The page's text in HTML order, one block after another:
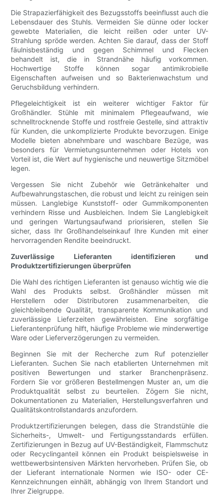
Die Strapazierfähigkeit des Bezugsstoffs beeinflusst auch die
Lebensdauer des Stuhls. Vermeiden Sie dünne oder locker
gewebte Materialien, die leicht reißen oder unter UV-
Strahlung spröde werden. Achten Sie darauf, dass der Stoff
fäulnisbeständig und gegen Schimmel und Flecken
behandelt ist, die in Strandnähe häufig vorkommen.
Hochwertige Stoffe können sogar antimikrobielle
Eigenschaften aufweisen und so Bakterienwachstum und
Geruchsbildung verhindern.
Pflegeleichtigkeit ist ein weiterer wichtiger Faktor für
Großhändler. Stühle mit minimalem Pflegeaufwand, wie
schnelltrocknende Stoffe und rostfreie Gestelle, sind attraktiv
für Kunden, die unkomplizierte Produkte bevorzugen. Einige
Modelle bieten abnehmbare und waschbare Bezüge, was
besonders für Vermietungsunternehmen oder Hotels von
Vorteil ist, die Wert auf hygienische und neuwertige Sitzmöbel
legen.
Vergessen Sie nicht Zubehör wie Getränkehalter und
Aufbewahrungstaschen, die robust und leicht zu reinigen sein
müssen. Langlebige Kunststoff- oder Gummikomponenten
verhindern Risse und Ausbleichen. Indem Sie Langlebigkeit
und geringen Wartungsaufwand priorisieren, stellen Sie
sicher, dass Ihr Großhandelseinkauf Ihre Kunden mit einer
hervorragenden Rendite beeindruckt.
Zuverlässige Lieferanten identifizieren und
Produktzertifizierungen überprüfen
Die Wahl des richtigen Lieferanten ist genauso wichtig wie die
Wahl des Produkts selbst. Großhändler müssen mit
Herstellern oder Distributoren zusammenarbeiten, die
gleichbleibende Qualität, transparente Kommunikation und
zuverlässige Lieferzeiten gewährleisten. Eine sorgfältige
Lieferantenprüfung hilft, häufige Probleme wie minderwertige
Ware oder Lieferverzögerungen zu vermeiden.
Beginnen Sie mit der Recherche zum Ruf potenzieller
Lieferanten. Suchen Sie nach etablierten Unternehmen mit
positiven Bewertungen und starker Branchenpräsenz.
Fordern Sie vor größeren Bestellmengen Muster an, um die
Produktqualität selbst zu beurteilen. Zögern Sie nicht,
Dokumentationen zu Materialien, Herstellungsverfahren und
Qualitätskontrollstandards anzufordern.
Produktzertifizierungen belegen, dass die Strandstühle die
Sicherheits-, Umwelt- und Fertigungsstandards erfüllen.
Zertifizierungen in Bezug auf UV-Beständigkeit, Flammschutz
oder Recyclinganteil können ein Produkt beispielsweise in
wettbewerbsintensiven Märkten hervorheben. Prüfen Sie, ob
der Lieferant internationale Normen wie ISO- oder CE-
Kennzeichnungen einhält, abhängig von Ihrem Standort und
Ihrer Zielgruppe.